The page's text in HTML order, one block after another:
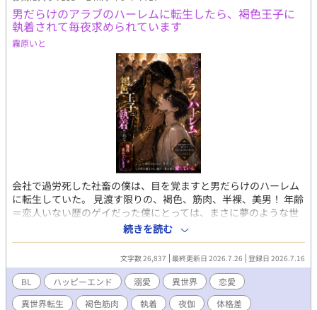
男だらけのアラブのハーレムに転生したら、褐色王子に
執着されて毎夜求められています
霧原いと
会社で過労死した社畜の僕は、目を覚ますと男だらけのハーレム
に転生していた。 見渡す限りの、褐色、筋肉、半裸、美男！ 年齢
＝恋人いない歴のゲイだった僕にとっては、まさに夢のような世
界……と思ったのも束の間。 ハーレムの主・ナシール王子は、圧
倒的な雄の色気を持つ絶世の美丈夫だった。 しかも、なぜか初対
面の僕を夜伽の相手に指名。 初めてのえっちで身も心も溶かされ
た僕は、その日から王子に独占欲全開で毎夜求められるようにな
ってしまい――！？ 褐色筋肉王子×小柄華奢受け 身分差・体格
差・溺愛執着BL
続きを読む
文字数 26,837 最終更新日 2026.7.26 登録日 2026.7.16
BL ハッピーエンド 溺愛 異世界
恋愛
異世界転生
褐色筋肉 執着 夜伽 体格差